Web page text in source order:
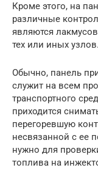
Кроме этого, на
различные
являются
тех или иных узлов.
Обычно, панель
служит на всем
транспортного
приходится
перегоревшую
несвязанной с ее
нужно для
топлива на